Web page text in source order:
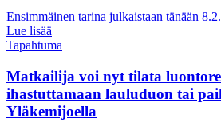
Ensimmäinen tarina julkaistaan tänään 8.2.
Lue lisää
Tapahtuma
Matkailija voi nyt tilata
ihastuttamaan lauluduon tai
Yläkemijoella